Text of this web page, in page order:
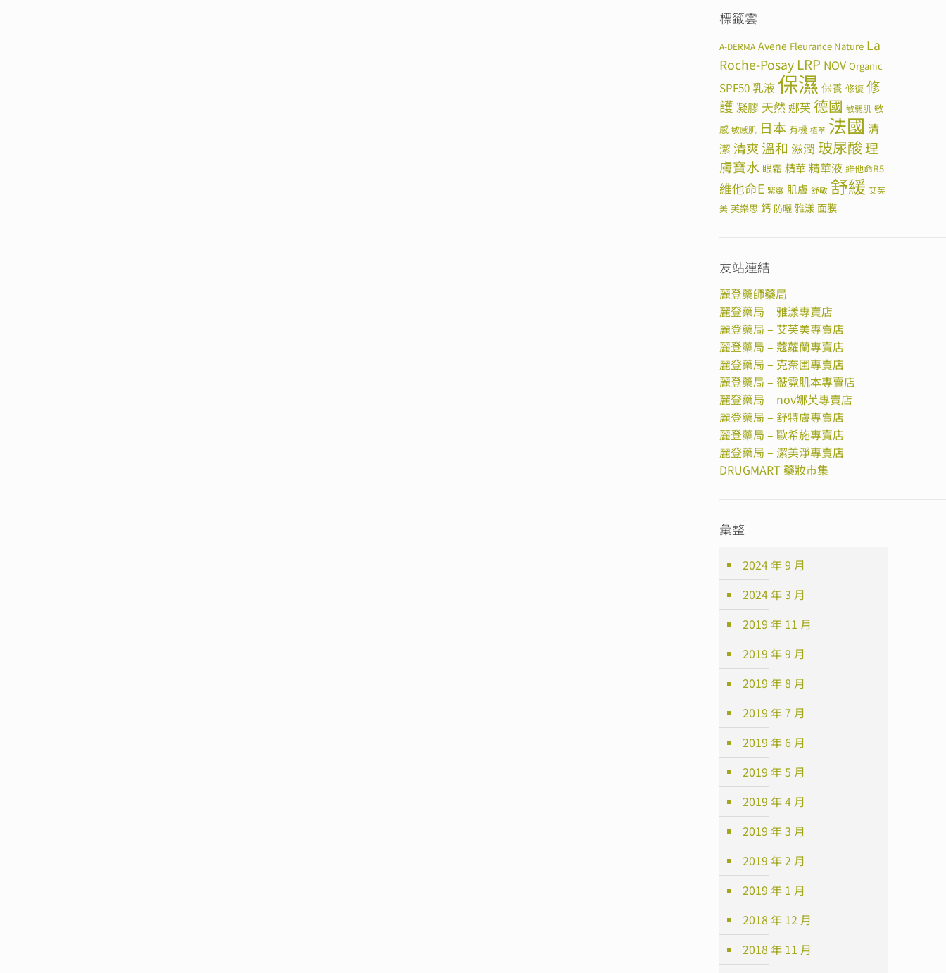
標籤雲
A-DERMA Avene Fleurance Nature La
Roche-Posay LRP NOV Organic
SPF50 乳液 保濕 保養 修復 修
護 凝膠 天然 娜芙 德國 敏弱肌 敏
感 敏感肌 日本 有機 植萃 法國 清
潔 清爽 溫和 滋潤 玻尿酸理
膚寶水 眼霜 精華 精華液 維他命B5
維他命E 緊緻 肌膚 舒敏 舒緩 艾芙
美 芙樂思 鈣 防曬 雅漾 面膜
友站連結
麗登藥師藥局
麗登藥局 – 雅漾專賣店
麗登藥局 – 艾芙美專賣店
麗登藥局 – 蔻蘿蘭專賣店
麗登藥局 – 克奈圃專賣店
麗登藥局 – 薇霓肌本專賣店
麗登藥局 – nov娜芙專賣店
麗登藥局 – 舒特膚專賣店
麗登藥局 – 歐希施專賣店
麗登藥局 – 潔美淨專賣店
DRUGMART 藥妝市集
彙整
2024 年 9 月
2024 年 3 月
2019 年 11 月
2019 年 9 月
2019 年 8 月
2019 年 7 月
2019 年 6 月
2019 年 5 月
2019 年 4 月
2019 年 3 月
2019 年 2 月
2019 年 1 月
2018 年 12 月
2018 年 11 月